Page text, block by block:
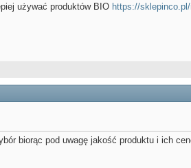
używać produktów BIO https://
biorąc pod uwagę jakość produktu i ich